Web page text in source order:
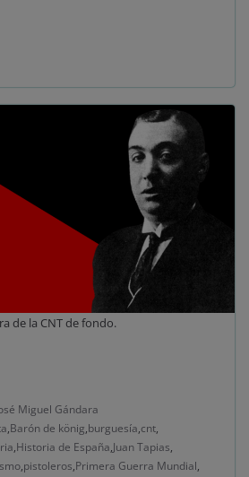
de la CNT de fondo.
Miguel Gándara
,Barón de könig,burguesía,cnt,
,Historia de España,Juan Tapias,
,pistoleros,Primera Guerra Mundial,